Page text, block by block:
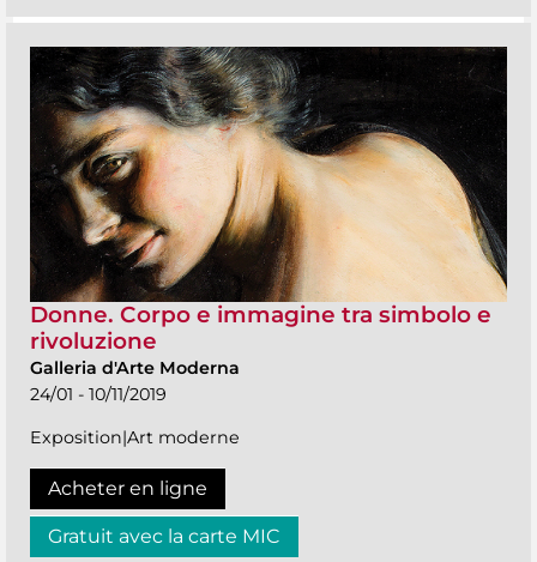
Donne. Corpo e immagine tra simbolo e
rivoluzione
Galleria d'Arte Moderna
24/01 - 10/11/2019
Exposition|Art moderne
Acheter en ligne
Gratuit avec la carte MIC